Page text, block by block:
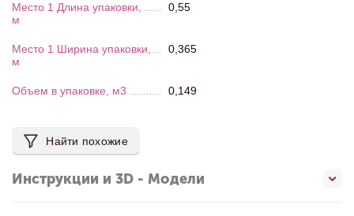
Место 1 Длина упаковки,
м
0,55
Место 1 Ширина упаковки,
м
0,365
Объем в упаковке, м3 0,149
Найти похожие
Инструкции и 3D - Модели